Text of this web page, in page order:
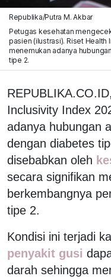
Republika/Putra M. Akbar
Petugas kesehatan
pasien (ilustrasi). Riset Health
menemukan adanya
tipe 2.
Inclusivity Index
adanya hubungan
dengan diabetes
disebabkan oleh
secara signifikan
berkembangnya
tipe 2.
Kondisi ini terjadi
penyakit gusi
darah sehingga